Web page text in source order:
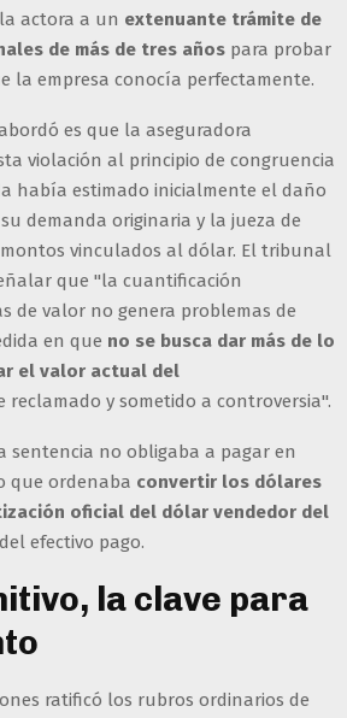
actora a un extenuante trámite de
de más de tres años para probar
la empresa conocía perfectamente.
es que la aseguradora
violación al principio de congruencia
había estimado inicialmente el daño
demanda originaria y la jueza de
vinculados al dólar. El tribunal
que "la cuantificación
de valor no genera problemas de
en que no se busca dar más de lo
el valor actual del
reclamado y sometido a controversia".
sentencia no obligaba a pagar en
que ordenaba convertir los dólares
oficial del dólar vendedor del
efectivo pago.
la clave para
ratificó los rubros ordinarios de